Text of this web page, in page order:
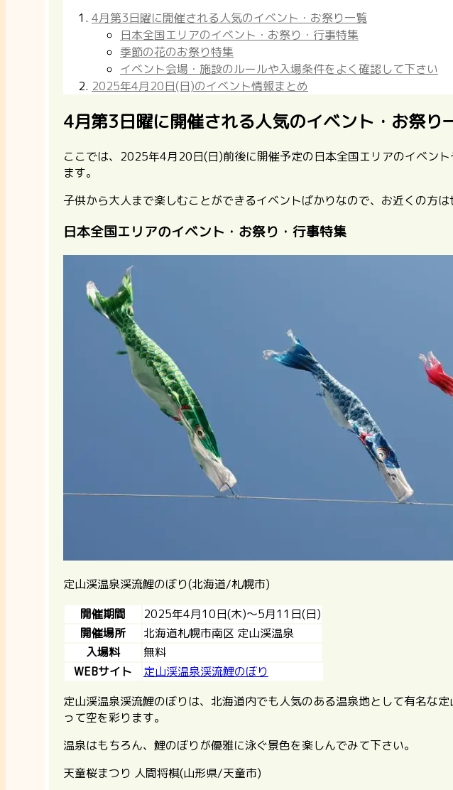
4月第3日曜に開催される人気のイベント・お祭り一覧
日本全国エリアのイベント・お祭り・行事特集
季節の花のお祭り特集
イベント会場・施設のルールや入場条件をよく確認して下さい
2025年4月20日(日)のイベント情報まとめ
4月第3日曜に開催される人気のイベント・お祭り
ここでは、2025年4月20日(日)前後に開催予定の日本全国エリアのイベン
ます。
子供から大人まで楽しむことができるイベントばかりなので、お近くの方は
日本全国エリアのイベント・お祭り・行事特集
定山渓温泉渓流鯉のぼり(北海道/札幌市)
開催期間
2025年4月10日(木)～5月11日(日)
開催場所
北海道札幌市南区 定山渓温泉
入場料
無料
WEBサイト
定山渓温泉渓流鯉のぼり
定山渓温泉渓流鯉のぼりは、北海道内でも人気のある温泉地として有名な
って空を彩ります。
温泉はもちろん、鯉のぼりが優雅に泳ぐ景色を楽しんでみて下さい。
天童桜まつり 人間将棋(山形県/天童市)